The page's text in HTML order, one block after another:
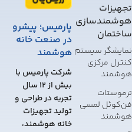
تجهیزات
هوشمندسازی
ساختمان
نمایشگر سیستم
کنترل مرکزی
هوشمند
ترموستات
فن‌کوئل لمسی
هوشمند
پارمیس؛ پیشرو
در صنعت خانه
هوشمند
شرکت پارمیس با
بیش از 12 سال
تجربه در طراحی و
تولید تجهیزات
خانه هوشمند،